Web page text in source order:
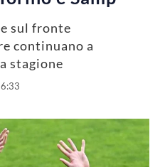
sul fronte
continuano a
stagione